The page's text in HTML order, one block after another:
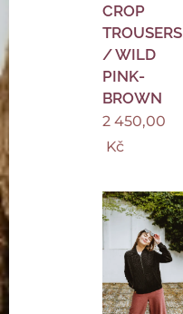
CROP
TROUSERS
/ WILD
PINK-
BROWN
2 450,00
Kč